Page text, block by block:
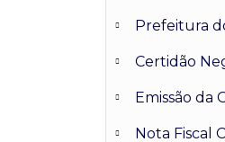
Prefeitura
Certidão
Emissão da
Nota Fiscal